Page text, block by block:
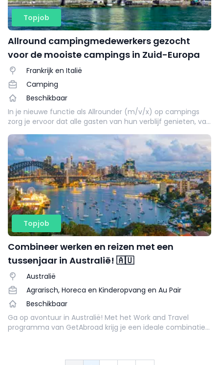
Topjob
Allround campingmedewerkers gezocht
voor de mooiste campings in Zuid-Europa
Frankrijk en Italië
Camping
Beschikbaar
In je nieuwe functie als Allrounder (m/v/x) op campings
zorg je ervoor dat alle gasten van hun verblijf genieten, van
infrastructuur als de gasten.
Topjob
Combineer werken en reizen met een
tussenjaar in Australië! 🇦🇺
Australië
Agrarisch, Horeca en Kinderopvang en Au Pair
Beschikbaar
Ga op avontuur in Australië! Met het Work and Travel
programma van GetAbroad krijg je een ideale combinatie